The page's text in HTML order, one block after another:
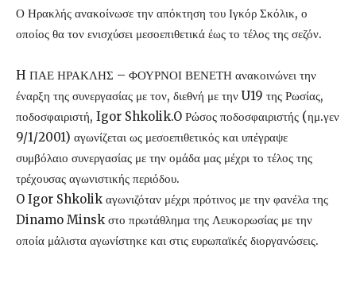
Ο Ηρακλής ανακοίνωσε την απόκτηση του Ιγκόρ Σκόλικ, ο
οποίος θα τον ενισχύσει μεσοεπιθετικά έως το τέλος της σεζόν.
H ΠΑΕ ΗΡΑΚΛΗΣ – ΦΟΥΡΝΟΙ ΒΕΝΕΤΗ ανακοινώνει την
έναρξη της συνεργασίας με τον, διεθνή με την U19 της Ρωσίας,
ποδοσφαιριστή, Igor Shkolik.O Ρώσος ποδοσφαιριστής (ημ.γεν
9/1/2001) αγωνίζεται ως μεσοεπιθετικός και υπέγραψε
συμβόλαιο συνεργασίας με την ομάδα μας μέχρι το τέλος της
τρέχουσας αγωνιστικής περιόδου.
O Igor Shkolik αγωνιζόταν μέχρι πρότινος με την φανέλα της
Dinamo Minsk στο πρωτάθλημα της Λευκορωσίας με την
οποία μάλιστα αγωνίστηκε και στις ευρωπαϊκές διοργανώσεις.